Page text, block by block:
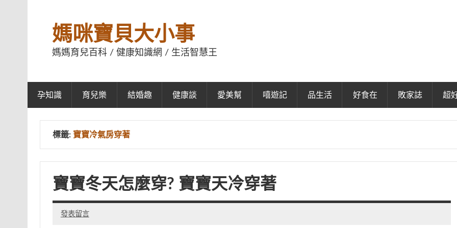
媽咪寶貝大小事
媽媽育兒百科 / 健康知識網 / 生活智慧王
孕知識 育兒樂 結婚趣 健康談 愛美幫 嘻遊記 品生活 好食在 敗家誌 超
標籤: 寶寶冷氣房穿著
寶寶冬天怎麼穿? 寶寶天冷穿著
發表留言